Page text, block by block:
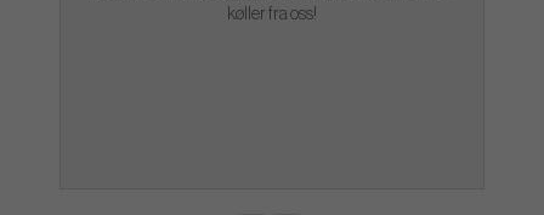
køller fra oss!